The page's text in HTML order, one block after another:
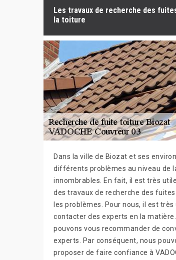
Les travaux de recherche des
la toiture
Dans la ville de Biozat et ses
différents problèmes au niveau de
innombrables. En fait, il est très
des travaux de recherche des
les problèmes. Pour nous, il est très
contacter des experts en la matière.
pouvons vous recommander de
experts. Par conséquent, nous
proposer de faire confiance à